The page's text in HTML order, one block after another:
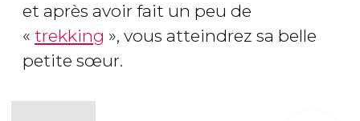
et après avoir fait un peu de
« trekking », vous atteindrez sa belle
petite sœur.